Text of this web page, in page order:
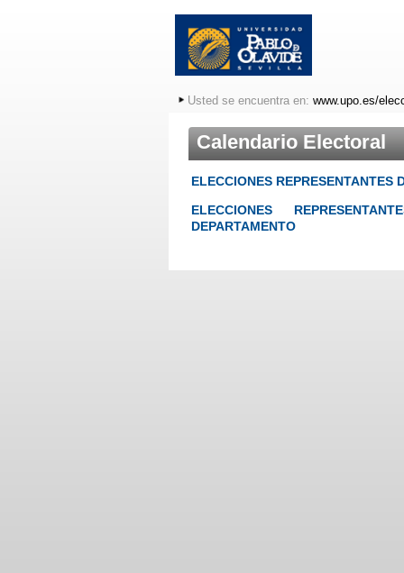
Usted se encuentra en: www.upo.es/
Calendario Electoral
ELECCIONES REPRESENTANTES
ELECCIONES
DEPARTAMENTO